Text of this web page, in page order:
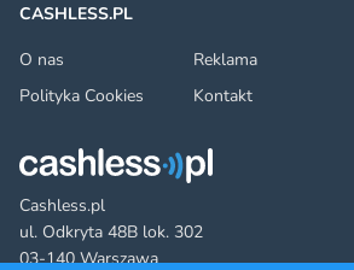
Cashless.pl
ul. Odkryta 48B lok. 302
03-140 Warszawa
CASHLESS.PL
O nas
Reklama
Polityka Cookies
Kontakt